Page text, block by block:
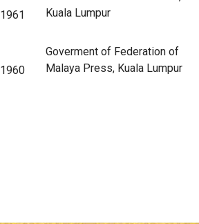
1961
Kuala Lumpur
1960
Goverment of Federation of
Malaya Press, Kuala Lumpur